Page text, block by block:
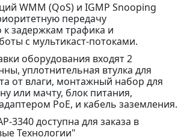
WMM (QoS) и IGMP Snooping
передачу
к задержкам трафика и
с мультикаст-потоками.
оборудования входят 2
уплотнительная втулка для
от влаги, монтажный набор для
или мачту, блок питания,
PoE, и кабель заземления.
3340 доступна для заказа в
Технологии"